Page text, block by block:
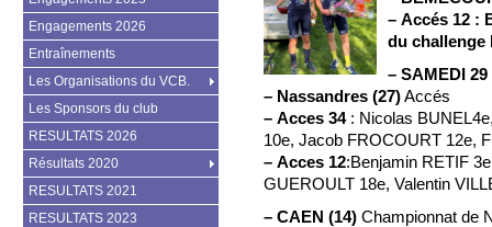
– Accés 12 :
du challenge
– SAMEDI 29
– Nassandres (27)Accés
– Acces 34: Nicolas
10e, Jacob FROCOURT 12e,
– Acces 12:Benjamin RETIF
GUEROULT 18e, Valentin
– CAEN (14) Championnat de
Engagements 2026
Entraînements
Les Organisations du VCB.
Les Sponsors du club
RESULTATS 2026
Résultats 2020
RESULTATS 2021
RESULTATS 2023